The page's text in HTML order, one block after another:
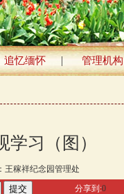
追忆缅怀 | 管理机构
习（图）
王稼祥纪念园管理处
分享到:0